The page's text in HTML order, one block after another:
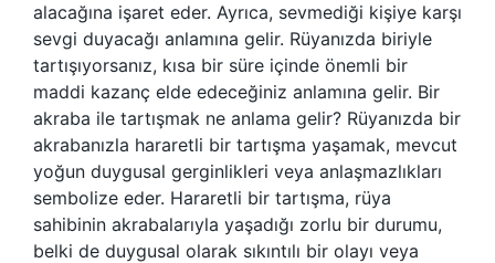
alacağına işaret eder. Ayrıca, sevmediği kişiye karşı
sevgi duyacağı anlamına gelir. Rüyanızda biriyle
tartışıyorsanız, kısa bir süre içinde önemli bir
maddi kazanç elde edeceğiniz anlamına gelir. Bir
akraba ile tartışmak ne anlama gelir? Rüyanızda bir
akrabanızla hararetli bir tartışma yaşamak, mevcut
yoğun duygusal gerginlikleri veya anlaşmazlıkları
sembolize eder. Hararetli bir tartışma, rüya
sahibinin akrabalarıyla yaşadığı zorlu bir durumu,
belki de duygusal olarak sıkıntılı bir olayı veya